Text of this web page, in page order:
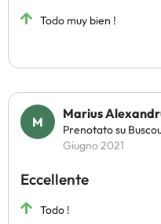
Todo muy bien !
Marius
Prenotato su
Giugno 2021
Eccellente
Todo !